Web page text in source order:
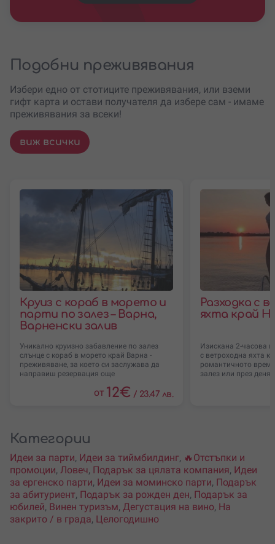
Подобни преживявания
Избери едно от стотиците преживявания, или вземи
гифт карта и остави получателя да избере сам - имаме
преживявания за всеки!
виж всички
Круиз с кораб в морето и
парти по залез – Варна,
Варненски залив
Уникално круизно забавление по залез
слънце с кораб в морето край Варна -
преживяване, за което си заслужава да
направиш резервация още
от 12€ / 23.47 лв.
Разходка с
яхта край
Изискана 2-часова
с ветроходна яхта
романтичното
залез или през деня.
Категории
Идеи за парти, Идеи за тиймбилдинг, 🔥Отстъпки и
промоции, Ловеч, Подарък за цялата компания, Идеи
за ергенско парти, Идеи за моминско парти, Подарък
за абитуриент, Подарък за рожден ден, Подарък за
юбилей, Винен туризъм, Дегустация на вино, На
закрито / в града, Целогодишно